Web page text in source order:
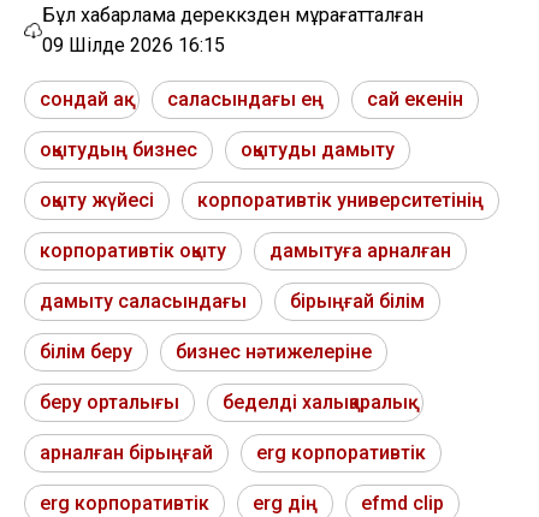
Бұл хабарлама дереккөзден мұрағатталған
09 Шілде 2026 16:15
сондай ақ саласындағы ең сай екенін
оқытудың бизнес оқытуды дамыту
оқыту жүйесі корпоративтік университетінің
корпоративтік оқыту дамытуға арналған
дамыту саласындағы бірыңғай білім
білім беру бизнес нәтижелеріне
беру орталығы беделді халықаралық
арналған бірыңғай erg корпоративтік
erg корпоративтік erg дің efmd clip